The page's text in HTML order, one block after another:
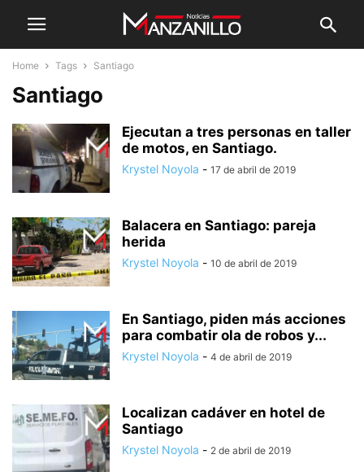
Home Tags Santiago
Santiago
Ejecutan a tres personas en taller
de motos, en Santiago.
Krystel Noyola - 17 de abril de 2019
Balacera en Santiago: pareja
herida
Krystel Noyola - 10 de abril de 2019
En Santiago, piden más acciones
para combatir ola de robos y...
Krystel Noyola - 4 de abril de 2019
Localizan cadáver en hotel de
Santiago
Krystel Noyola - 2 de abril de 2019